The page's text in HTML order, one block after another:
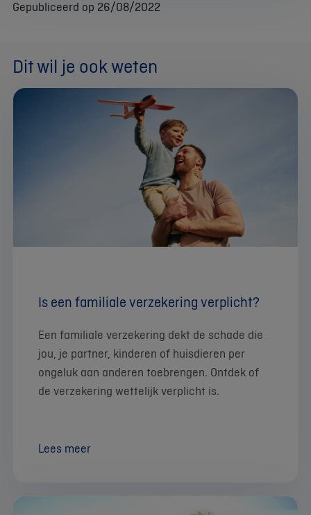
Gepubliceerd op 26/08/2022
Dit wil je ook weten
Is een familiale verzekering verplicht?
Een familiale verzekering dekt de schade die
jou, je partner, kinderen of huisdieren per
ongeluk aan anderen toebrengen. Ontdek of
de verzekering wettelijk verplicht is.
Lees meer